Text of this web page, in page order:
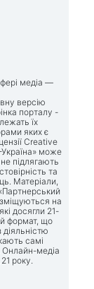
медіа —
версію
порталу -
їх
яких є
Creative
може
підлягають
та
Матеріали,
на
досягли 21-
формат, що
самі
Онлайн-медіа
року.